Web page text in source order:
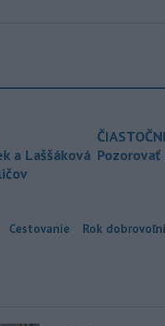
a Laššáková
Cestovanie Rok